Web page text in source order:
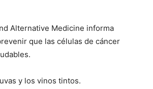
Alternative Medicine informa
que las células de cáncer
y los vinos tintos.